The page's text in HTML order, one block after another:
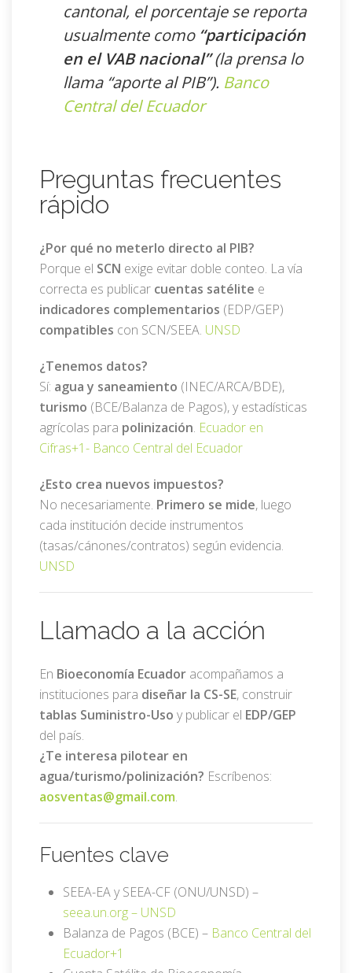
cantonal, el porcentaje se reporta
usualmente como “participación
en el VAB nacional”(la prensa lo
llama “aporte al PIB”). Banco
Central del Ecuador
Preguntas frecuentes
rápido
¿Por qué no meterlo directo al PIB?
Porque el SCN exige evitar doble conteo. La vía
correcta es publicar cuentas satélite e
indicadores complementarios (EDP/GEP)
compatibles con SCN/SEEA. UNSD
¿Tenemos datos?
Sí: agua y saneamiento (INEC/ARCA/BDE),
turismo (BCE/Balanza de Pagos), y estadísticas
agrícolas para polinización. Ecuador en
Cifras+1- Banco Central del Ecuador
¿Esto crea nuevos impuestos?
No necesariamente. Primero se mide, luego
cada institución decide instrumentos
(tasas/cánones/contratos) según evidencia.
UNSD
Llamado a la acción
En Bioeconomía Ecuador acompañamos a
instituciones para diseñar la CS-SE, construir
tablas Suministro-Uso y publicar el EDP/GEP
del país.
¿Te interesa pilotear en
agua/turismo/polinización? Escríbenos:
aosventas@gmail.com.
Fuentes clave
SEEA-EA y SEEA-CF (ONU/UNSD) –
seea.un.org – UNSD
Balanza de Pagos (BCE) – Banco Central del
Ecuador+1